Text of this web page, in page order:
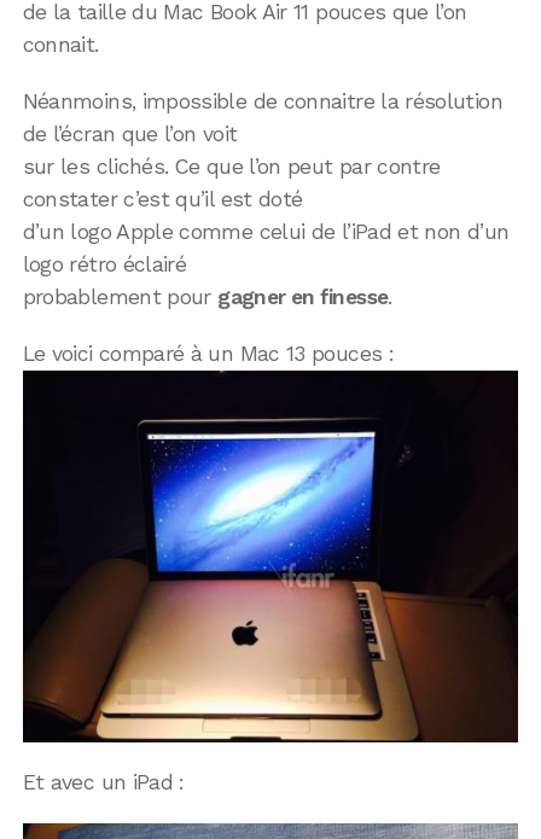
de la taille du Mac Book Air 11 pouces que l’on
connait.
Néanmoins, impossible de connaitre la résolution
de l’écran que l’on voit
sur les clichés. Ce que l’on peut par contre
constater c’est qu’il est doté
d’un logo Apple comme celui de l’iPad et non d’un
logo rétro éclairé
probablement pour gagner en finesse.
Le voici comparé à un Mac 13 pouces :
Et avec un iPad :